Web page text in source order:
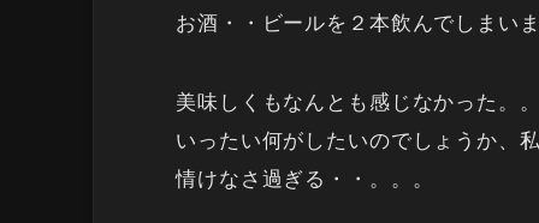
お酒・・ビールを２本飲んでしまいま
美味しくもなんとも感じなかった。。
いったい何がしたいのでしょうか、私
情けなさ過ぎる・・。。。